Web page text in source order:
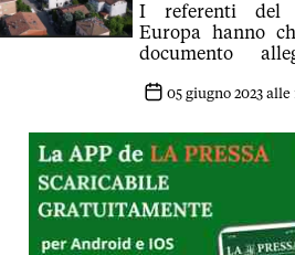
I referenti del
Europa hanno
documento
pre e post
ci sono
ambientale'.
pubblico
polisportiva
Commentate dai
del comparto
05 giugno 2023 alle